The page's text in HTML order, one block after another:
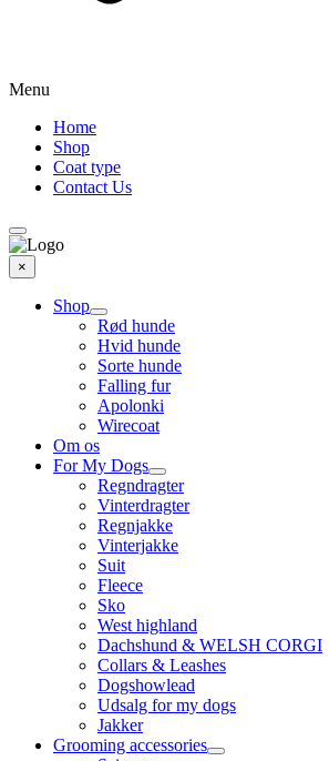
Menu
Home
Shop
Coat type
Contact Us
×
Shop
Rød hunde
Hvid hunde
Sorte hunde
Falling fur
Apolonki
Wirecoat
Om os
For My Dogs
Regndragter
Vinterdragter
Regnjakke
Vinterjakke
Suit
Fleece
Sko
West highland
Dachshund & WELSH CORGI
Collars & Leashes
Dogshowlead
Udsalg for my dogs
Jakker
Grooming accessories